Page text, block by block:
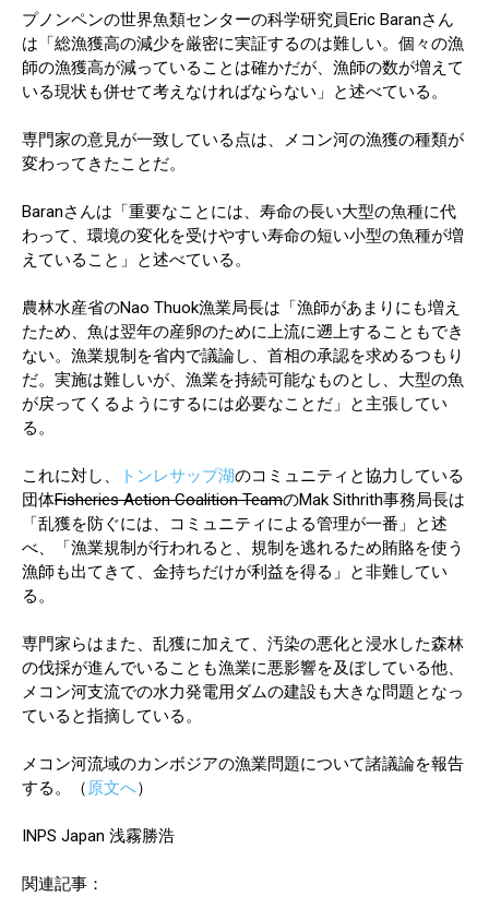
プノンペンの世界魚類センターの科学研究員Eric Baranさん
は「総漁獲高の減少を厳密に実証するのは難しい。個々の漁
師の漁獲高が減っていることは確かだが、漁師の数が増えて
いる現状も併せて考えなければならない」と述べている。
専門家の意見が一致している点は、メコン河の漁獲の種類が
変わってきたことだ。
Baranさんは「重要なことには、寿命の長い大型の魚種に代
わって、環境の変化を受けやすい寿命の短い小型の魚種が増
えていること」と述べている。
農林水産省のNao Thuok漁業局長は「漁師があまりにも増え
たため、魚は翌年の産卵のために上流に遡上することもでき
ない。漁業規制を省内で議論し、首相の承認を求めるつもり
だ。実施は難しいが、漁業を持続可能なものとし、大型の魚
が戻ってくるようにするには必要なことだ」と主張してい
る。
これに対し、 トンレサップ湖のコミュニティと協力している
団体Fisheries Action Coalition TeamのMak Sithrith事務局長は
「乱獲を防ぐには、コミュニティによる管理が一番」と述
べ、「漁業規制が行われると、規制を逃れるため賄賂を使う
漁師も出てきて、金持ちだけが利益を得る」と非難してい
る。
専門家らはまた、乱獲に加えて、汚染の悪化と浸水した森林
の伐採が進んでいることも漁業に悪影響を及ぼしている他、
メコン河支流での水力発電用ダムの建設も大きな問題となっ
ていると指摘している。
メコン河流域のカンボジアの漁業問題について諸議論を報告
する。（原文へ）
INPS Japan 浅霧勝浩
関連記事：